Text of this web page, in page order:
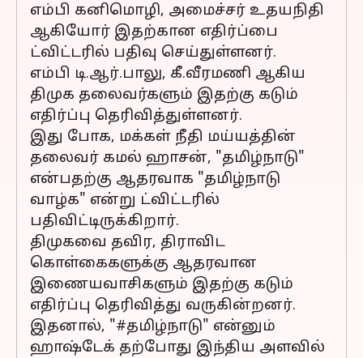
எம்பி கனிமொழி, அமைச்சர் உதயநிதி
ஆகியோர் இதற்கான எதிர்ப்பை
ட்விட்டரில் பதிவு செய்துள்ளனர்.
எம்பி டி.ஆர்.பாலு, கீ.வீரமணி ஆகிய
திமுக தலைவர்களும் இதற்கு கடும்
எதிர்ப்பு தெரிவித்துள்ளனர்.
இது போக, மக்கள் நீதி மய்யத்தின்
தலைவர் கமல் ஹாசன், "தமிழ்நாடு"
என்பதற்கு ஆதரவாக "தமிழ்நாடு
வாழ்க" என்று ட்விட்டரில்
பதிவிட்டிருக்கிறார்.
திமுகவை தவிர, திராவிட
கொள்கைகளுக்கு ஆதரவான
இணையவாசிகளும் இதற்கு கடும்
எதிர்ப்பு தெரிவித்து வருகின்றனர்.
இதனால், "#தமிழ்நாடு" என்னும்
ஹாஷ்டேக் தற்போது இந்திய அளவில்